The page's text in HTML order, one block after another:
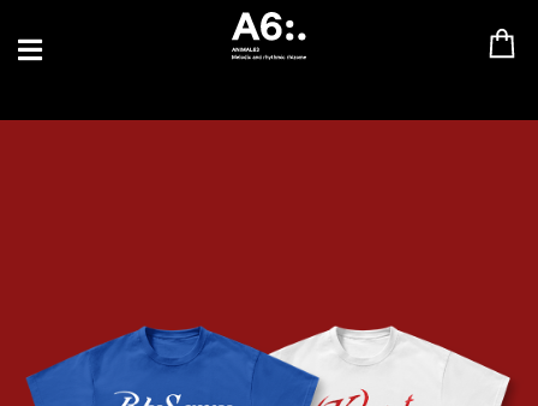
JASON GLASSER
JOHAN PAPACONSTANTINO